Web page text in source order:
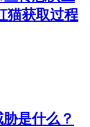
猫获取过程
胁是什么？